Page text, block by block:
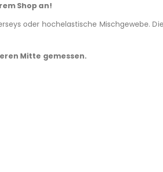
Shop an!
oder hochelastische Mischgewebe.
Mitte gemessen.